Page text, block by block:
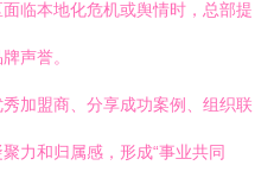
面临本地化危机或舆情时，总部提
声誉。
加盟商、分享成功案例、组织联
力和归属感，形成“事业共同